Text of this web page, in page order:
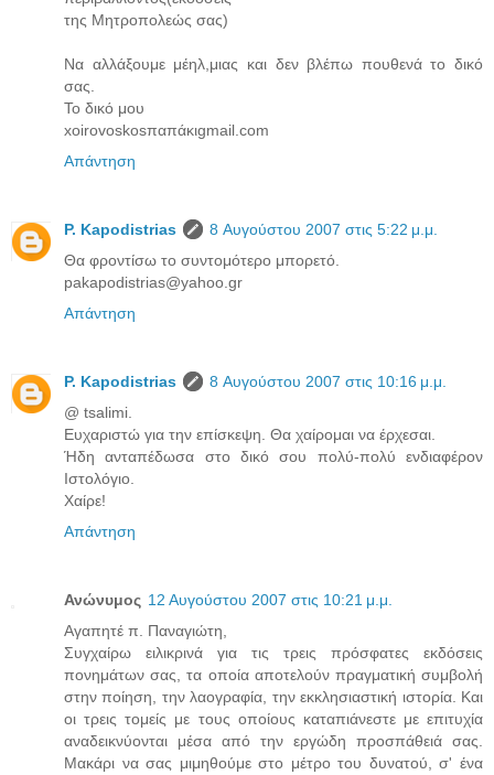
της Μητροπολεώς σας)
Να αλλάξουμε μέηλ,μιας και δεν βλέπω πουθενά το δικό
σας.
Το δικό μου
xoirovoskosπαπάκιgmail.com
Απάντηση
P. Kapodistrias
8 Αυγούστου 2007 στις 5:22 μ.μ.
Θα φροντίσω το συντομότερο μπορετό.
pakapodistrias@yahoo.gr
Απάντηση
P. Kapodistrias
8 Αυγούστου 2007 στις 10:16 μ.μ.
@ tsalimi.
Ευχαριστώ για την επίσκεψη. Θα χαίρομαι να έρχεσαι.
Ήδη ανταπέδωσα στο δικό σου πολύ-πολύ ενδιαφέρον
Ιστολόγιο.
Χαίρε!
Απάντηση
Ανώνυμος 12 Αυγούστου 2007 στις 10:21 μ.μ.
Αγαπητέ π. Παναγιώτη,
Συγχαίρω ειλικρινά για τις τρεις πρόσφατες εκδόσεις
πονημάτων σας, τα οποία αποτελούν πραγματική συμβολή
στην ποίηση, την λαογραφία, την εκκλησιαστική ιστορία. Και
οι τρεις τομείς με τους οποίους καταπιάνεστε με επιτυχία
αναδεικνύονται μέσα από την εργώδη προσπάθειά σας.
Μακάρι να σας μιμηθούμε στο μέτρο του δυνατού, σ' ένα